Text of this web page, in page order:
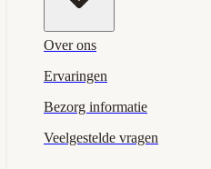
Over ons
Ervaringen
Bezorg informatie
Veelgestelde vragen